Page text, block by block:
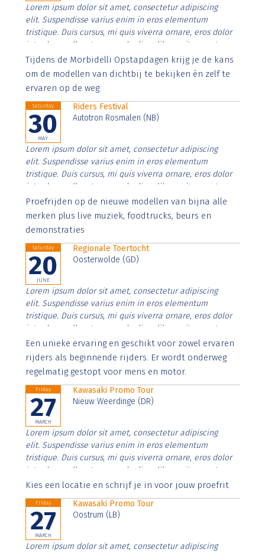
Lorem ipsum dolor sit amet, consectetur adipiscing
elit. Suspendisse varius enim in eros elementum
tristique. Duis cursus, mi quis viverra ornare, eros dolor
interdum nulla, ut commodo diam libero vitae erat.
Aenean faucibus nibh et justo cursus id rutrum lorem
imperdiet. Nunc ut sem vitae risus tristique posuere.
Tijdens de Morbidelli Opstapdagen krijg je de kans
om de modellen van dichtbij te bekijken én zelf te
ervaren op de weg.
Saturday
30
MAY
Riders Festival
Autotron Rosmalen (NB)
Lorem ipsum dolor sit amet, consectetur adipiscing
elit. Suspendisse varius enim in eros elementum
tristique. Duis cursus, mi quis viverra ornare, eros dolor
interdum nulla, ut commodo diam libero vitae erat.
Aenean faucibus nibh et justo cursus id rutrum lorem
imperdiet. Nunc ut sem vitae risus tristique posuere.
Proefrijden op de nieuwe modellen van bijna alle
merken plus live muziek, foodtrucks, beurs en
demonstraties
Saturday
20
JUNE
Regionale Toertocht
Oosterwolde (GD)
Lorem ipsum dolor sit amet, consectetur adipiscing
elit. Suspendisse varius enim in eros elementum
tristique. Duis cursus, mi quis viverra ornare, eros dolor
interdum nulla, ut commodo diam libero vitae erat.
Aenean faucibus nibh et justo cursus id rutrum lorem
imperdiet. Nunc ut sem vitae risus tristique posuere.
Een unieke ervaring en geschikt voor zowel ervaren
rijders als beginnende rijders. Er wordt onderweg
regelmatig gestopt voor mens en motor.
Friday
27
MARCH
Kawasaki Promo Tour
Nieuw Weerdinge (DR)
Lorem ipsum dolor sit amet, consectetur adipiscing
elit. Suspendisse varius enim in eros elementum
tristique. Duis cursus, mi quis viverra ornare, eros dolor
interdum nulla, ut commodo diam libero vitae erat.
Aenean faucibus nibh et justo cursus id rutrum lorem
Kies een locatie en schrijf je in voor jouw proefrit
Friday
27
MARCH
Kawasaki Promo Tour
Oostrum (LB)
Lorem ipsum dolor sit amet, consectetur adipiscing